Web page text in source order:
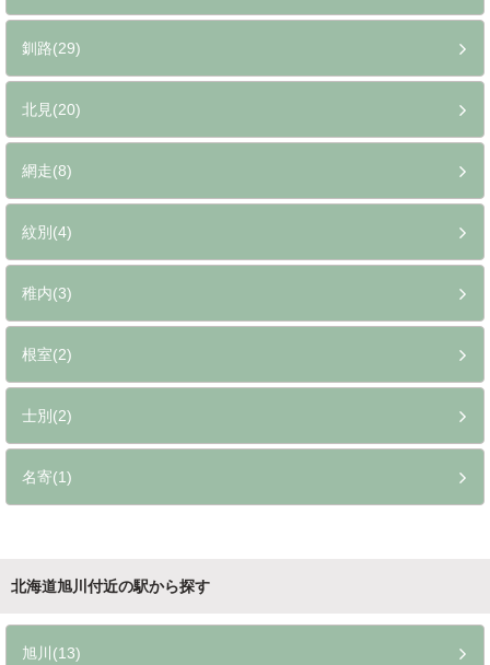
釧路(29)
北見(20)
網走(8)
紋別(4)
稚内(3)
根室(2)
士別(2)
名寄(1)
北海道旭川付近の駅から探す
旭川(13)